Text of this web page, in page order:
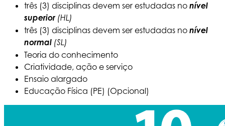
três (3) disciplinas devem ser estudadas no nível
superior (HL)
três (3) disciplinas devem ser estudadas no nível
normal (SL)
Teoria do conhecimento
Criatividade, ação e serviço
Ensaio alargado
Educação Física (PE) (Opcional)